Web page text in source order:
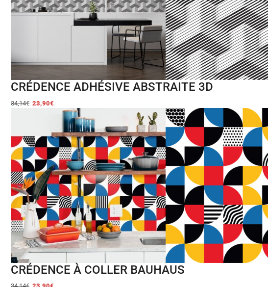
CRÉDENCE ADHÉSIVE ABSTRAITE 3D
34,14€ 23,90€
CRÉDENCE À COLLER BAUHAUS